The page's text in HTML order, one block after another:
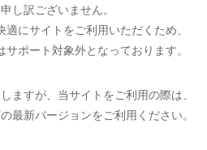
し訳ございません。
にサイトをご利用いただくため、
ポート対象外となっております。
ますが、当サイトをご利用の際は、
最新バージョンをご利用ください。